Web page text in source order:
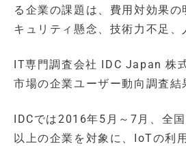
る企業の課題は、費用対効果
キュリティ懸念、技術力不足、
IT専門調査会社 IDC Japan 株
市場の企業ユーザー動向調査結
IDCでは2016年5月～7月、全
以上の企業を対象に、IoTの利